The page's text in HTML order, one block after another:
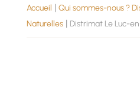
Accueil | Qui sommes-nous ?
Naturelles| Distrimat Le Luc-